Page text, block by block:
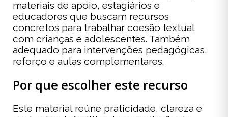
materiais de apoio, estagiários e
educadores que buscam recursos
concretos para trabalhar coesão textual
com crianças e adolescentes. Também
adequado para intervenções pedagógicas,
reforço e aulas complementares.
Por que escolher este recurso
Este material reúne praticidade, clareza e